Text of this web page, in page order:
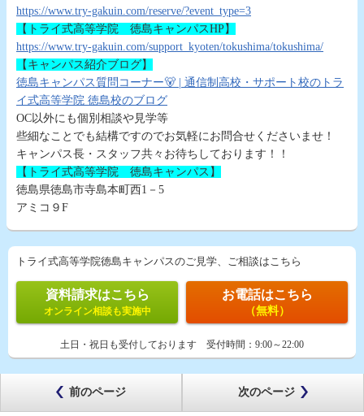
https://www.try-gakuin.com/reserve/?event_type=3
【トライ式高等学院 徳島キャンパスHP】
https://www.try-gakuin.com/support_kyoten/tokushima/tokushima/
【キャンパス紹介ブログ】
徳島キャンパス質問コーナー🐻 | 通信制高校・サポート校のトラ
イ式高等学院 徳島校のブログ
OC以外にも個別相談や見学等
些細なことでも結構ですのでお気軽にお問合せくださいませ！
キャンパス長・スタッフ共々お待ちしております！！
【トライ式高等学院 徳島キャンパス】
徳島県徳島市寺島本町西1－5
アミコ９F
トライ式高等学院徳島キャンパスのご見学、ご相談はこちら
資料請求はこちら
オンライン相談も実施中
お電話はこちら
（無料）
土日・祝日も受付しております 受付時間： 9:00～22:00
前のページ 次のページ